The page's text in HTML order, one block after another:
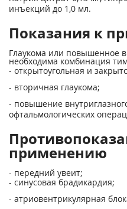
инъекций до 1,0 мл.
Показания к
Глаукома или повышенное
необходима комбинация
- открытоугольная и
- вторичная глаукома;
- повышение
офтальмологических
применению
- передний увеит;
- синусовая брадикардия;
- атриовентрикулярная